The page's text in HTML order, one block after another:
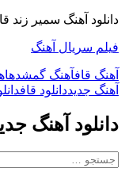
دانلود آهنگ سمیر
فیلم سریال آهنگ
آهنگ قافآهنگ گمشده
آهنگ جدیددانلود قاف
دانلود آهنگ
جستجو